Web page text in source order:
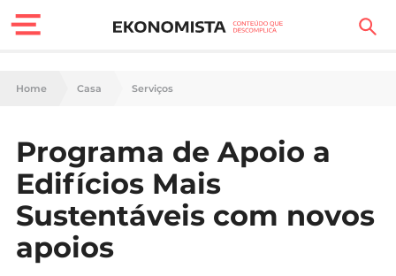
Finanças Pessoais
Carreira
Casa
Lifestyle
Home Casa Serviços
Programa de Apoio a
Edifícios Mais
Sustentáveis com novos
apoios